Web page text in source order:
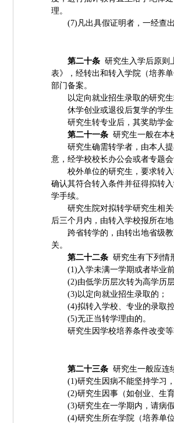
理。
(7) 凡出具假证明者，一经查
第二十条 研究生入学后原则
表》，经转出和转入学院（培养
部门备案。
以定向就业招生录取的研究
休学创业或退役后复学的学
研究生转专业后，其奖助学
第二十一条 研究生一般在本
研究生确需转学者，由本人
意，经学校校长办公会或者专题
校外单位的研究生，要求转
确认其符合转入条件并征得拟转
学手续。
研究生院对拟转学研究生相
后三个月内，由转入学校报所在
跨省转学的，由转出地省级
关。
第二十二条 研究生有下列情
(1) 入学未满一学期或者毕业
(2)由低学历层次转为高学历
(3)以定向就业招生录取的；
(4)拟转入学校、专业的录取
(5)无正当转学理由的。
研究生因学校培养条件改变
第二十三条 研究生一般应连
(1)研究生因病不能坚持学习
(2)研究生因事（如创业、生
(3)研究生在一学期内，请病
(4)研究生所在学院（培养单